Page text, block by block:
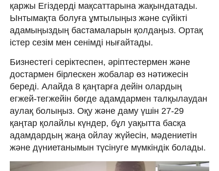
қаржы Егіздерді мақсаттарына жақындатады.
Ынтымақта болуға ұмтылыңыз және сүйікті
адамыңыздың бастамаларын қолдаңыз. Ортақ
істер сезім мен сенімді нығайтады.
Бизнестегі серіктеспен, әріптестермен және
достармен бірлескен жобалар өз нәтижесін
береді. Алайда 8 қаңтарға дейін олардың
егжей-тегжейін бөгде адамдармен талқылаудан
аулақ болыңыз. Оқу және даму үшін 27-29
қаңтар қолайлы күндер, бұл уақытта басқа
адамдардың жаңа ойлау жүйесін, мәдениетін
және дүниетанымын түсінуге мүмкіндік болады.